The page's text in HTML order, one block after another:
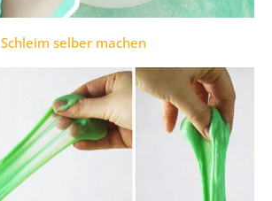
Schleim selber machen